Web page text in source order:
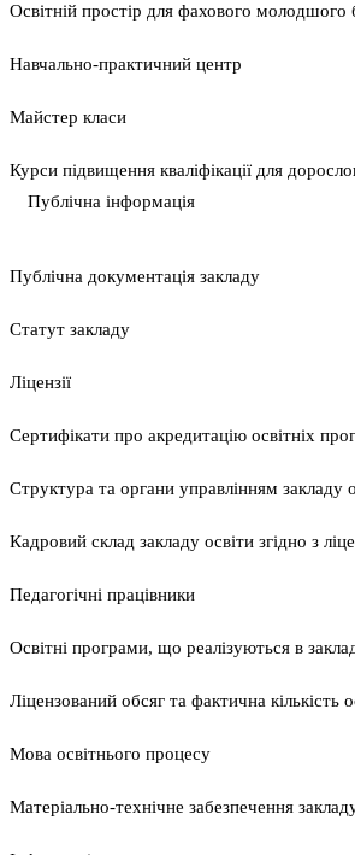
Освітній простір для фахового молодшого
Навчально-практичний центр
Майстер класи
Курси підвищення кваліфікації для
Публічна інформація
Публічна документація закладу
Статут закладу
Ліцензії
Сертифікати про акредитацію освітніх
Структура та органи управлінням закладу
Кадровий склад закладу освіти згідно з
Педагогічні працівники
Освітні програми, що реалізуються в
Ліцензований обсяг та фактична кількість
Мова освітнього процесу
Матеріально-технічне забезпечення